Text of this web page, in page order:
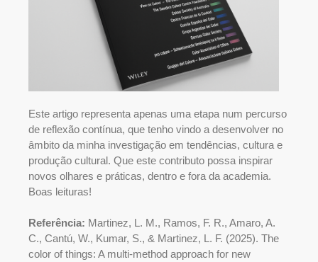
Este artigo representa apenas uma etapa num percurso
de reflexão contínua, que tenho vindo a desenvolver no
âmbito da minha investigação em tendências, cultura e
produção cultural. Que este contributo possa inspirar
novos olhares e práticas, dentro e fora da academia.
Boas leituras!
Referência: Martinez, L. M., Ramos, F. R., Amaro, A.
C., Cantú, W., Kumar, S., & Martinez, L. F. (2025). The
color of things: A multi-method approach for new